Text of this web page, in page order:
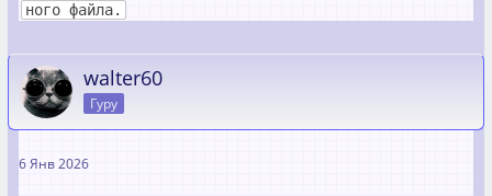
ного файла.
walter60
Гуру
6 Янв 2026